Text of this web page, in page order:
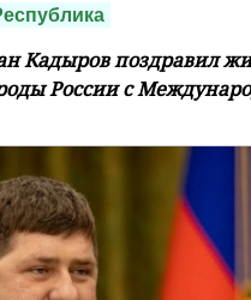
Кадыров поздравил
России с